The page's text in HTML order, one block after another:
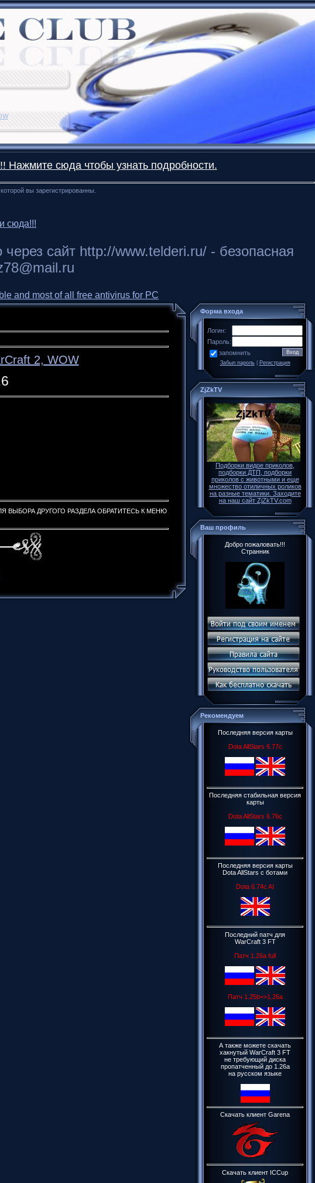
сюда чтобы узнать подробности.
вы зарегистрированны.
сюда!!!
сайт http://www.telderi.ru/ - безопасная
and most of all free antivirus for PC
2, WOW
ВЫБОРА ДРУГОГО РАЗДЕЛА ОБРАТИТЕСЬ К МЕНЮ
Форма входа
Логин:
Пароль:
запомнить
Забыл пароль| Регистрация
ZjZkTV
Подборки видое приколов,
подборки ДТП, подборки
приколов с животными и еще
множество отиличных роликов
на разные тематики. Заходите
на наш сайт ZjZkTV.com
Ваш профиль
Добро пожаловать!!!
Странник
Рекомендуем
Последняя версия карты
Dota AllStars 6.77c
Последняя стабильная версия
карты
Dota AllStars 6.76c
Последняя версия карты
Dota AllStars c ботами
Dota 6.74c AI
Последний патч для
WarCraft 3 FT
Патч 1.26a full
Патч 1.25b=>1.26a
А также можете скачать
хакнутый WarCraft 3 FT
не требующий диска
пропатченный до 1.26a
на русском языке
Скачать клиент Garena
Скачать клиент ICCup